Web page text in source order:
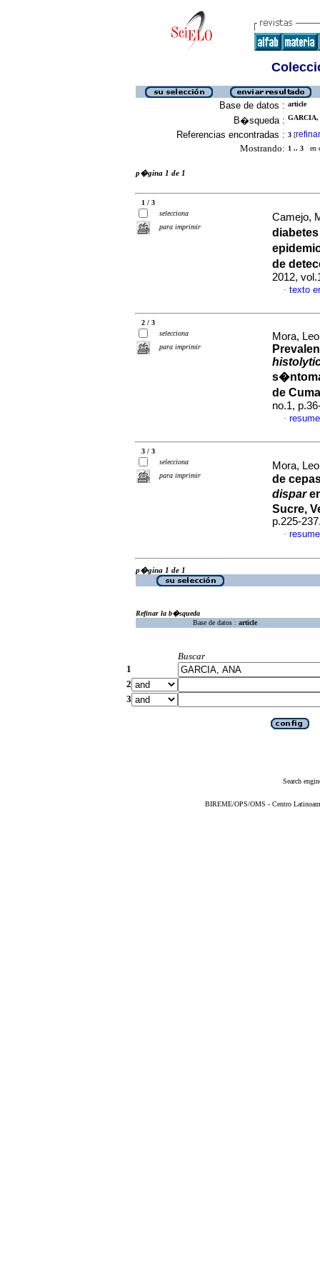
Base de datos : article
B�squeda : GARCIA,
Referencias encontradas : 3 [refinar
Mostrando: 1 .. 3 en
p�gina 1 de 1
1 / 3
selecciona
para imprimir
Camejo,
de
2012,
· texto
2 / 3
selecciona
para imprimir
Mora,
de
no.1,
·
3 / 3
selecciona
para imprimir
Mora,
de
dispar
Sucre,
p.225-
·
p�gina 1 de 1
Refinar la b�squeda
Base de datos : article
Buscar
1
2
3
Search
BIREME/OPS/OMS - Centro